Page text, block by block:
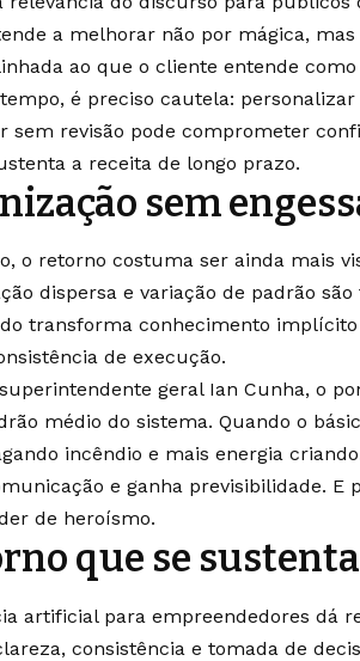
a melhorar não por mágica,
ao que o cliente entende como
é preciso cautela:
sem revisão pode comprometer
a receita de longo prazo.
sem
o retorno costuma ser ainda mais
dispersa e variação de padrão
transforma conhecimento
de execução.
geral Ian Cunha, o
médio do sistema. Quando o
incêndio e mais energia
e ganha previsibilidade.
de heroísmo.
que se sustenta
artificial para empreendedores dá
consistência e tomada de